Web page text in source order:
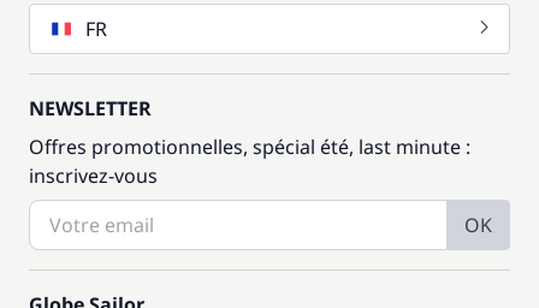
FR
NEWSLETTER
Offres promotionnelles, spécial été, last minute :
inscrivez-vous
OK